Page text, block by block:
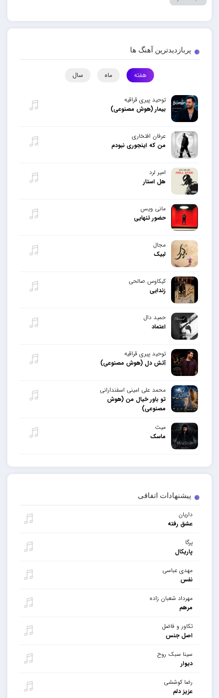
پیشنهادات اتفاقی
داریان
عشق رفته
پرگا
پاریکال
مهدی عباسی
نفس
مهرداد شعبان زاده
مرهم
تکاور و فاضل
اصل جنس
سینا سبک روح
دیوار
رضا کوششی
عزیز دلم
پربازدیدترین آهنگ ها
هفته ماه سال
توحید پیری قراقیه
بیمار (هوش مصنوعی)
عرفان افتخاری
من که اینجوری نبودم
امیر لرد
هل استار
مانی ویس
حضور تنهایی
مجال
لبیک
کیکاوس صالحی
زندایی
حمید دال
اعتماد
توحید پیری قراقیه
آتش دل (هوش مصنوعی)
محمد علی امینی اسفندارانی
تو باور خیال من (هوش
مصنوعی)
میث
ماسک